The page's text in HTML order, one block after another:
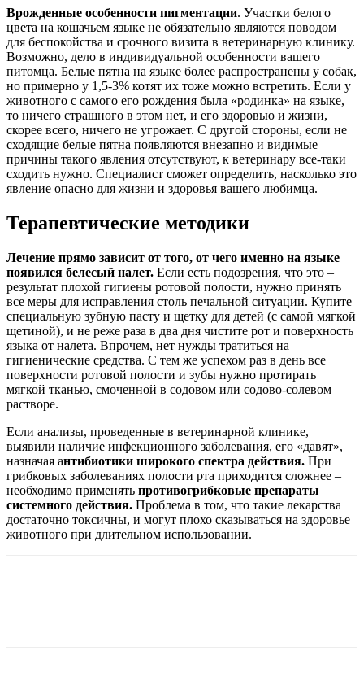
Врожденные особенности пигментации. Участки белого
цвета на кошачьем языке не обязательно являются поводом
для беспокойства и срочного визита в ветеринарную клинику.
Возможно, дело в индивидуальной особенности вашего
питомца. Белые пятна на языке более распространены у собак,
но примерно у 1,5-3% котят их тоже можно встретить. Если у
животного с самого его рождения была «родинка» на языке,
то ничего страшного в этом нет, и его здоровью и жизни,
скорее всего, ничего не угрожает. С другой стороны, если не
сходящие белые пятна появляются внезапно и видимые
причины такого явления отсутствуют, к ветеринару все-таки
сходить нужно. Специалист сможет определить, насколько это
явление опасно для жизни и здоровья вашего любимца.
Терапевтические методики
Лечение прямо зависит от того, от чего именно на языке
появился белесый налет. Если есть подозрения, что это –
результат плохой гигиены ротовой полости, нужно принять
все меры для исправления столь печальной ситуации. Купите
специальную зубную пасту и щетку для детей (с самой мягкой
щетиной), и не реже раза в два дня чистите рот и поверхность
языка от налета. Впрочем, нет нужды тратиться на
гигиенические средства. С тем же успехом раз в день все
поверхности ротовой полости и зубы нужно протирать
мягкой тканью, смоченной в содовом или содово-солевом
растворе.
Если анализы, проведенные в ветеринарной клинике,
выявили наличие инфекционного заболевания, его «давят»,
назначая антибиотики широкого спектра действия. При
грибковых заболеваниях полости рта приходится сложнее –
необходимо применять противогрибковые препараты
системного действия. Проблема в том, что такие лекарства
достаточно токсичны, и могут плохо сказываться на здоровье
животного при длительном использовании.